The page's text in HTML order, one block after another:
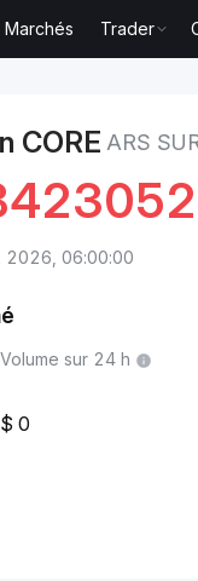
Marchés Trader
CORE ARS
2026, 06:00:00
Volume sur 24 h
0